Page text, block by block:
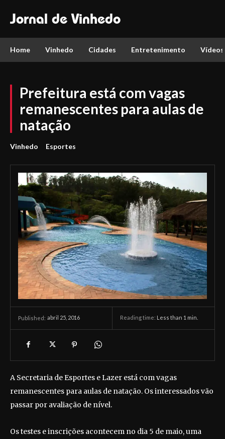
Jornal de Vinhedo
Home Vinhedo Cidades Entretenimento Vídeos
Prefeitura está com vagas
remanescentes para aulas de
natação
Vinhedo Esportes
Published: abril 25, 2016 Reading time: Less than 1 min.
A Secretaria de Esportes e Lazer está com vagas
remanescentes para aulas de natação. Os interessados vão
passar por avaliação de nível.
Os testes e inscrições acontecem no dia 5 de maio, uma